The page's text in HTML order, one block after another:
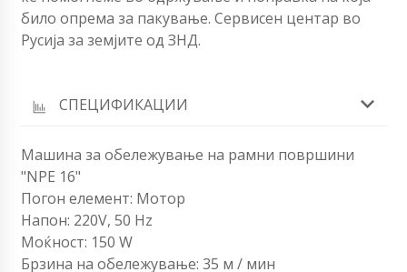
било опрема за пакување. Сервисен центар во
Русија за земјите од ЗНД.
СПЕЦИФИКАЦИИ
Машина за обележување на рамни површини
"NPE 16"
Погон елемент: Мотор
Напон: 220V, 50 Hz
Моќност: 150 W
Брзина на обележување: 35 м / мин